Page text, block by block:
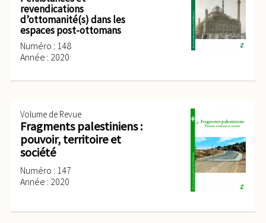
revendications
d’ottomanité(s) dans les
espaces post-ottomans
Numéro : 148
Année : 2020
Volume de Revue
Fragments palestiniens :
pouvoir, territoire et
société
Numéro : 147
Année : 2020